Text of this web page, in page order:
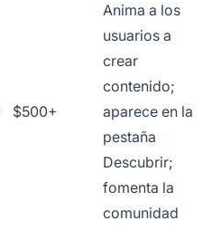
$500+
Anima a los
usuarios a
crear
contenido;
aparece en la
pestaña
Descubrir;
fomenta la
comunidad